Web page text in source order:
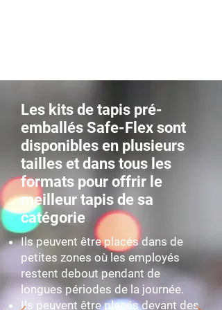
Les kits de tapis pré-
emballés Safe-Flex sont
disponibles en plusieurs
tailles et dans tous les
formats pour offrir le
meilleur tapis de sa
catégorie
Ils peuvent être placés dans de
petites zones où les employés
restent debout pendant de
longues périodes de la journée.
Ils peuvent être placés devant des